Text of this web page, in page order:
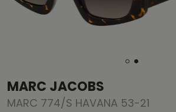
MARC JACOBS
MARC 774/S HAVANA 53-21